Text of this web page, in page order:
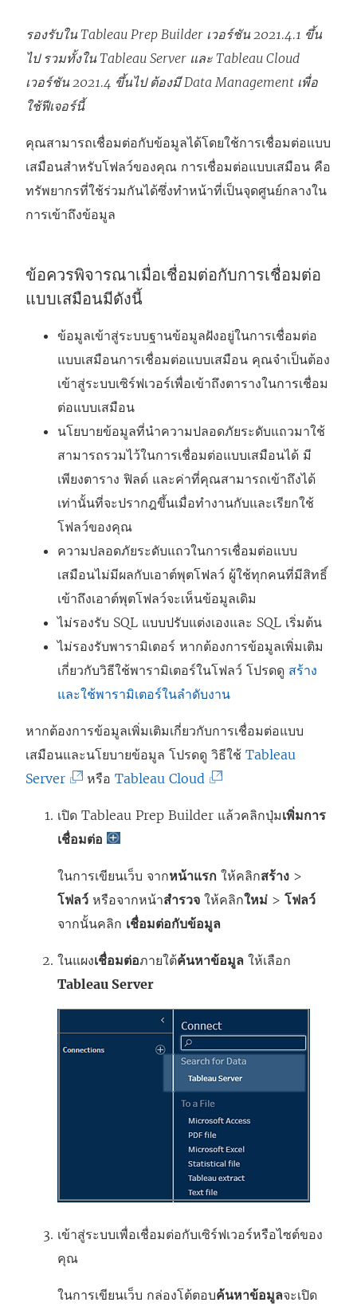
รองรับใน Tableau Prep Builder เวอร์ชัน 2021.4.1 ขึ้น
ไป รวมทั้งใน Tableau Server และ Tableau Cloud
เวอร์ชัน 2021.4 ขึ้นไป ต้องมีData Management เพื่อ
ใช้ฟีเจอร์นี้
คุณสามารถเชื่อมต่อกับข้อมูลได้โดยใช้การเชื่อมต่อแบบ
เสมือนสำหรับโฟลว์ของคุณ การเชื่อมต่อแบบเสมือน คือ
ทรัพยากรที่ใช้ร่วมกันได้ซึ่งทำหน้าที่เป็นจุดศูนย์กลางใน
การเข้าถึงข้อมูล
ข้อควรพิจารณาเมื่อเชื่อมต่อกับการเชื่อมต่อ
แบบเสมือนมีดังนี้
ข้อมูลเข้าสู่ระบบฐานข้อมูลฝังอยู่ในการเชื่อมต่อ
แบบเสมือนการเชื่อมต่อแบบเสมือน คุณจำเป็นต้อง
เข้าสู่ระบบเซิร์ฟเวอร์เพื่อเข้าถึงตารางในการเชื่อม
ต่อแบบเสมือน
นโยบายข้อมูลที่นำความปลอดภัยระดับแถวมาใช้
สามารถรวมไว้ในการเชื่อมต่อแบบเสมือนได้ มี
เพียงตาราง ฟิลด์ และค่าที่คุณสามารถเข้าถึงได้
เท่านั้นที่จะปรากฎขึ้นเมื่อทำงานกับและเรียกใช้
โฟลว์ของคุณ
ความปลอดภัยระดับแถวในการเชื่อมต่อแบบ
เสมือนไม่มีผลกับเอาต์พุตโฟลว์ ผู้ใช้ทุกคนที่มีสิทธิ์
เข้าถึงเอาต์พุตโฟลว์จะเห็นข้อมูลเดิม
ไม่รองรับ SQL แบบปรับแต่งเองและ SQL เริ่มต้น
ไม่รองรับพารามิเตอร์ หากต้องการข้อมูลเพิ่มเติม
เกี่ยวกับวิธีใช้พารามิเตอร์ในโฟลว์ โปรดดู สร้าง
และใช้พารามิเตอร์ในลำดับงาน
หากต้องการข้อมูลเพิ่มเติมเกี่ยวกับการเชื่อมต่อแบบ
เสมือนและนโยบายข้อมูล โปรดดู วิธีใช้ Tableau
Server(
ง
ก์
จ
ะ
เ
ด
ใ
ห
ม่
)
หรือ Tableau Cloud
ง
จ
ะ
เ
ด
ห
น้
า
ต่
า
ง
ใ
ห
ม่
เปิด Tableau Prep Builder แล้วคลิกปุ่มเพิ่มการ
เชื่อมต่อ
ในการเขียนเว็บ จากหน้าแรก ให้คลิกสร้าง >
โฟลว์ หรือจากหน้าสำรวจ ให้คลิกใหม่ > โฟลว์
จากนั้นคลิก เชื่อมต่อกับข้อมูล
ในแผงเชื่อมต่อภายใต้ค้นหาข้อมูล ให้เลือก
Tableau Server
เข้าสู่ระบบเพื่อเชื่อมต่อกับเซิร์ฟเวอร์หรือไซต์ของ
คุณ
ในการเขียนเว็บ กล่องโต้ตอบค้นหาข้อมูลจะเปิด